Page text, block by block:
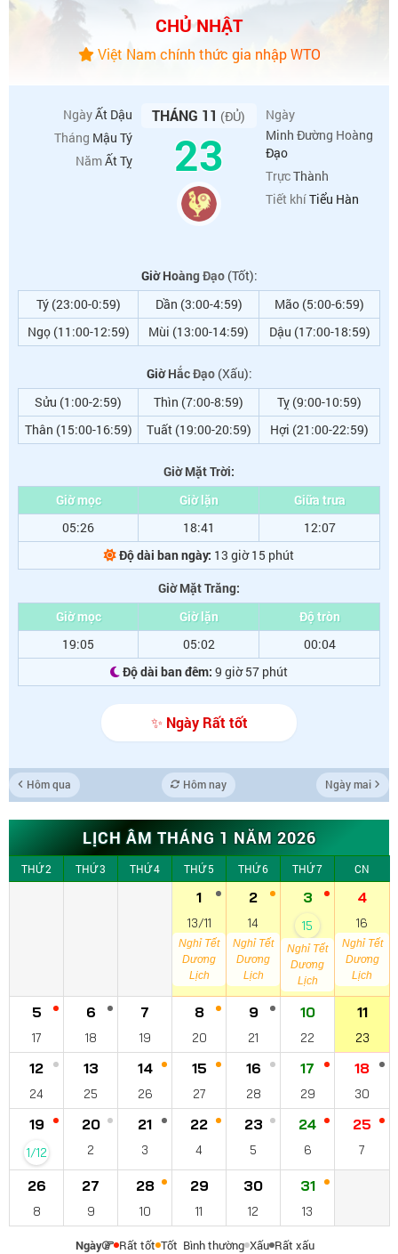
CHỦ NHẬT
Việt Nam chính thức gia nhập WTO
NgàyẤt Dậu
Tháng Mậu Tý
NămẤt Tỵ
THÁNG 11 (ĐỦ)
23
Ngày
Minh Đường Hoàng
Đạo
TrựcThành
Tiết khíTiểu Hàn
Giờ Hoàng Đạo(Tốt):
Tý (23:00-0:59)
Dần (3:00-4:59)
Mão (5:00-6:59)
Ngọ (11:00-12:59)
Mùi (13:00-14:59) Dậu (17:00-18:59)
Giờ Hắc Đạo(Xấu):
Sửu (1:00-2:59)
Thìn (7:00-8:59)
Tỵ (9:00-10:59)
Thân (15:00-16:59)
Tuất (19:00-20:59) Hợi (21:00-22:59)
Giờ Mặt Trời:
Giờ mọc
Giờ lặn
Giữa trưa
05:26
18:41
12:07
Độ dài ban ngày: 13 giờ 15 phút
Giờ Mặt Trăng:
Giờ mọc
Giờ lặn
Độ tròn
19:05
05:02
00:04
Độ dài ban đêm: 9 giờ 57 phút
✨ Ngày Rất tốt
Hôm qua Hôm nay Ngày mai
LỊCH ÂM THÁNG 1 NĂM 2026
THỨ 2 THỨ 3 THỨ 4 THỨ 5 THỨ 6 THỨ 7 CN
1
13/11
Nghỉ Tết
Dương
Lịch
2
14
Nghỉ Tết
Dương
Lịch
3
15
Nghỉ Tết
Dương
Lịch
4
16
Nghỉ Tết
Dương
Lịch
5
17
6
18
7
19
8
20
9
21
10
22
11
23
12
24
13
25
14
26
15
27
16
28
17
29
18
30
19
1/12
20
2
21
3
22
4
23
5
24
6
25
7
26
8
27
9
28
10
29
11
30
12
31
13
Ngày Rất tốt Tốt Bình thường Xấu Rất xấu